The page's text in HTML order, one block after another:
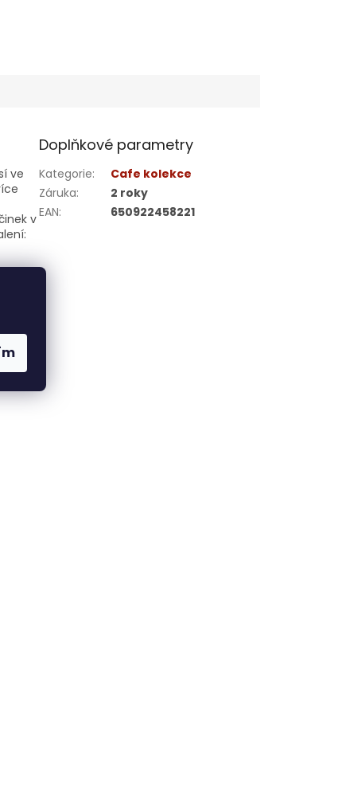
ve
v
Doplňkové parametry
Kategorie:
Cafe kolekce
Záruka:
2 roky
EAN: 650922458221